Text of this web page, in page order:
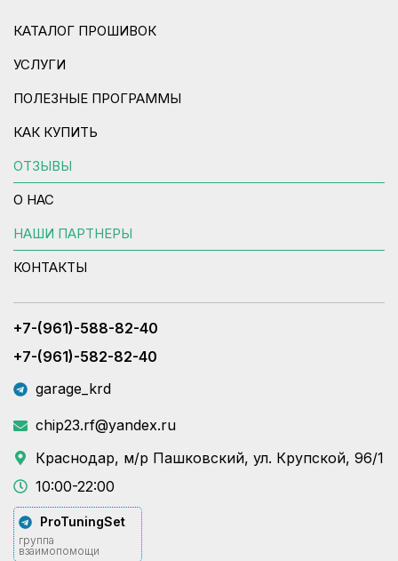
КАТАЛОГ ПРОШИВОК
УСЛУГИ
ПОЛЕЗНЫЕ ПРОГРАММЫ
КАК КУПИТЬ
ОТЗЫВЫ
О НАС
НАШИ ПАРТНЕРЫ
КОНТАКТЫ
+7-(961)-588-82-40
+7-(961)-582-82-40
garage_krd
chip23.rf@yandex.ru
Краснодар, м/р Пашковский, ул. Крупской, 96/1
10:00-22:00
ProTuningSet
группа
взаимопомощи